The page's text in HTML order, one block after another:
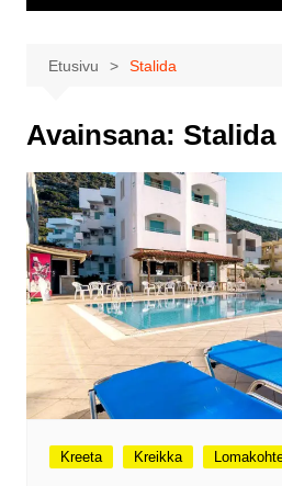
Etusivu Stalida
Avainsana: Stalida
Kreeta Kreikka